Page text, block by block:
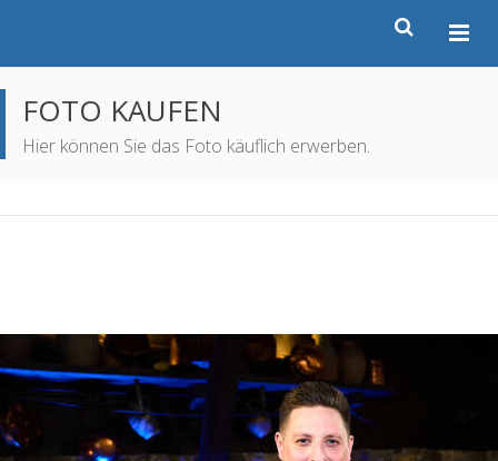
FOTO KAUFEN
Hier können Sie das Foto käuflich erwerben.